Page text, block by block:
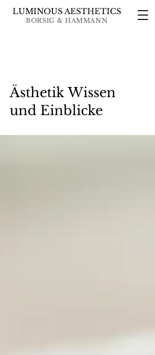
BORSIG & HAMMANN
LUMINOUS AESTHETICS
Ästhetik Wissen
und Einblicke